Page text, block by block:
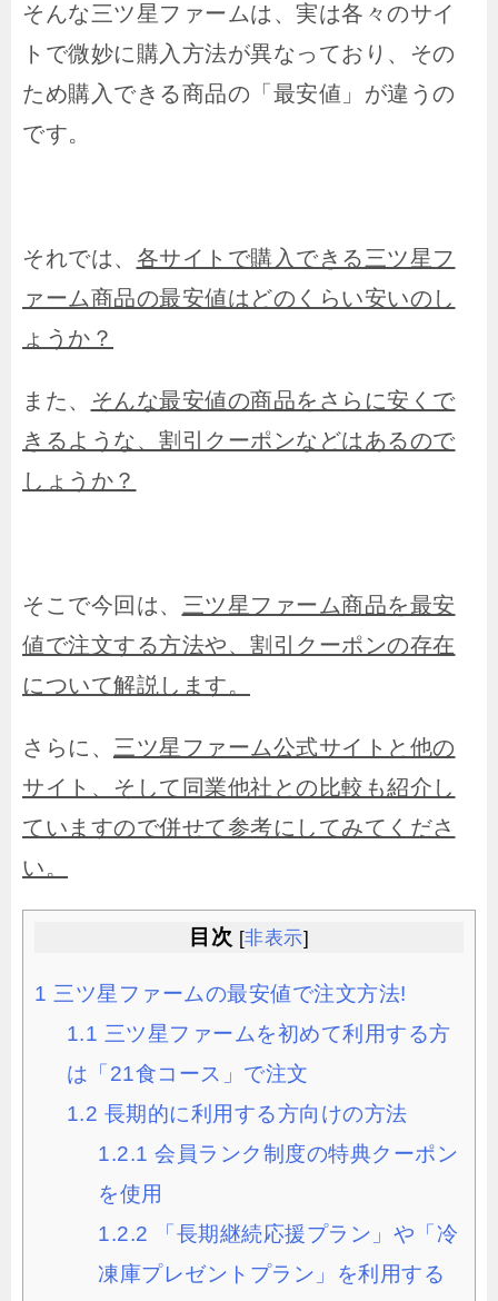
そんな三ツ星ファームは、実は各々のサイ
トで微妙に購入方法が異なっており、その
ため購入できる商品の「最安値」が違うの
です。
それでは、 各サイトで購入できる三ツ星フ
ァーム商品の最安値はどのくらい安いのし
ょうか？
また、 そんな最安値の商品をさらに安くで
きるような、割引クーポンなどはあるので
しょうか？
そこで今回は、 三ツ星ファーム商品を最安
値で注文する方法や、割引クーポンの存在
について解説します。
さらに、 三ツ星ファーム公式サイトと他の
サイト、そして同業他社との比較も紹介し
ていますので併せて参考にしてみてくださ
い。
目次 [非表示]
1 三ツ星ファームの最安値で注文方法!
1.1 三ツ星ファームを初めて利用する方
は「21食コース」で注文
1.2 長期的に利用する方向けの方法
1.2.1 会員ランク制度の特典クーポン
を使用
1.2.2 「長期継続応援プラン」や「冷
凍庫プレゼントプラン」を利用する